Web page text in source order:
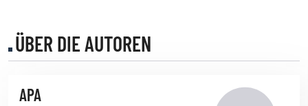
ÜBER DIE AUTOREN
APA